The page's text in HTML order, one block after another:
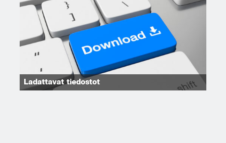
Ladattavat tiedostot